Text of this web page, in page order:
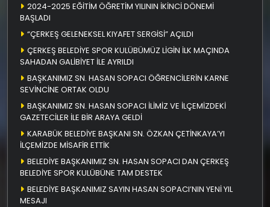
2024-2025 EĞİTİM ÖĞRETİM YILININ İKİNCİ DÖNEMİ
BAŞLADI
“ÇERKEŞ GELENEKSEL KIYAFET SERGİSİ” AÇILDI
ÇERKEŞ BELEDİYE SPOR KULÜBÜMÜZ LİGİN İLK MAÇINDA
SAHADAN GALİBİYET İLE AYRILDI
BAŞKANIMIZ SN. HASAN SOPACI ÖĞRENCİLERİN KARNE
SEVİNCİNE ORTAK OLDU
BAŞKANIMIZ SN. HASAN SOPACI İLİMİZ VE İLÇEMİZDEKİ
GAZETECİLER İLE BİR ARAYA GELDİ
KARABÜK BELEDİYE BAŞKANI SN. ÖZKAN ÇETİNKAYA’YI
İLÇEMİZDE MİSAFİR ETTİK
BELEDİYE BAŞKANIMIZ SN. HASAN SOPACI DAN ÇERKEŞ
BELEDİYE SPOR KULÜBÜNE TAM DESTEK
BELEDİYE BAŞKANIMIZ SAYIN HASAN SOPACI’NIN YENİ YIL
MESAJI